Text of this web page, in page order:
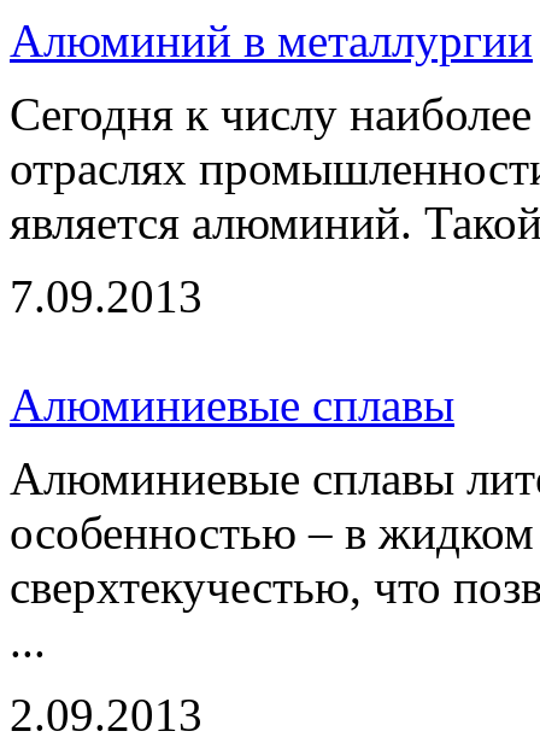
Алюминий в металлургии
Сегодня к числу
отраслях
является алюминий.
7.09.2013
Алюминиевые сплавы
Алюминиевые сплавы
особенностью – в
сверхтекучестью, что
...
2.09.2013